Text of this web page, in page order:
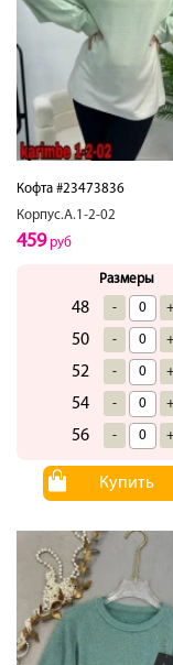
Кофта #23473836
Корпус.А.1-2-02
459руб
Размеры
48 -
50 -
52 -
54 -
56 -
Купить